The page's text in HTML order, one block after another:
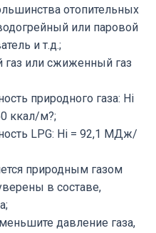
отопительных
или паровой
и т.д.;
или сжиженный газ
природного газа: Hi
ккал/м?;
LPG: Hi = 92,1 МДж/
природным газом
в составе,
давление газа,